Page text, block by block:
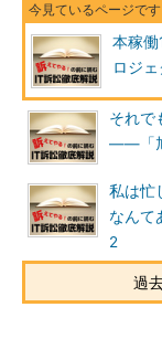
本稼
ロジ
それで
――「
私は忙
なんて
2
過